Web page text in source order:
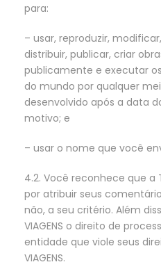
para:
– usar, reproduzir,
distribuir, publicar, criar
publicamente e executar
do mundo por qualquer
desenvolvido após a data
motivo; e
– usar o nome que você
4.2. Você reconhece que a
por atribuir seus
não, a seu critério. Além
VIAGENS o direito de
entidade que viole seus
VIAGENS.